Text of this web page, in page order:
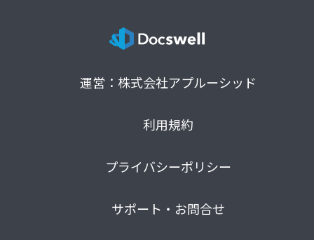
運営：株式会社アプルーシッド
利用規約
プライバシーポリシー
サポート・お問合せ